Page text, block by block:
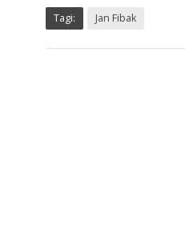
Tagi: Jan Fibak